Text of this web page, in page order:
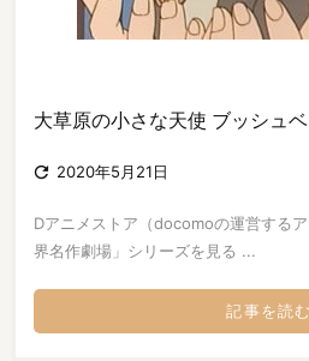
大草原の小さな天使 ブッシュ
 2020年5月21日
Dアニメストア（docomoの運営する
界名作劇場」シリーズを見る ...
記事を読む